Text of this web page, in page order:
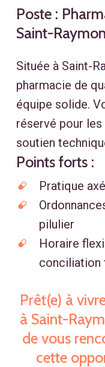
Poste :
Saint-
Située à Saint-
pharmacie de
équipe solide.
réservé pour les
soutien
Points forts :
Pratique
pilulier
Horaire
conciliation
Prêt(e) à
à Saint-
de vous
cette